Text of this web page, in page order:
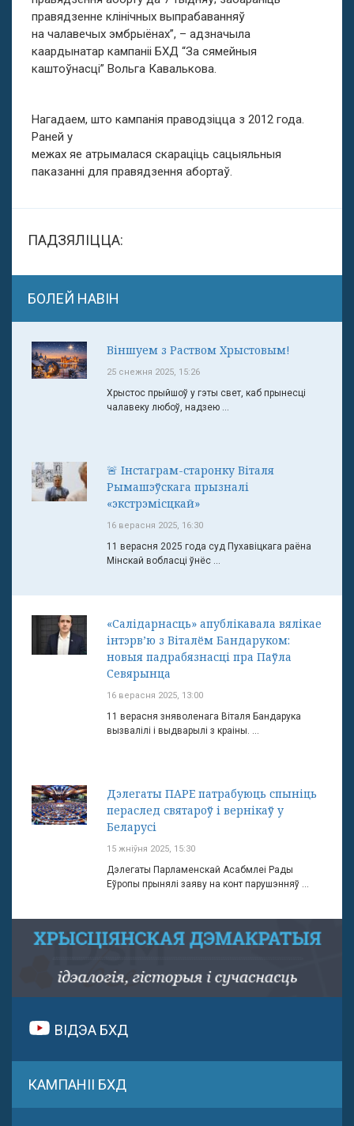
правядзенне клінічных выпрабаванняў
на чалавечых эмбрыёнах”, – адзначыла
каардынатар кампаніі БХД “За сямейныя
каштоўнасці” Вольга Кавалькова.
Нагадаем, што кампанія праводзіцца з 2012 года.
Раней у
межах яе атрымалася скараціць сацыяльныя
паказанні для правядзення абортаў.
ПАДЗЯЛІЦЦА:
БОЛЕЙ НАВІН
Віншуем з Раством Хрыстовым!
25 снежня 2025, 15:26
Хрыстос прыйшоў у гэты свет, каб прынесці
чалавеку любоў, надзею ...
🚨 Інстаграм-старонку Віталя
Рымашэўскага прызналі
«экстрэмісцкай»
16 верасня 2025, 16:30
11 верасня 2025 года суд Пухавіцкага раёна
Мінскай вобласці ўнёс ...
«Салідарнасць» апублікавала вялікае
інтэрв’ю з Віталём Бандаруком:
новыя падрабязнасці пра Паўла
Севярынца
16 верасня 2025, 13:00
11 верасня зняволенага Віталя Бандарука
вызвалілі і выдварылі з краіны. ...
Дэлегаты ПАРЕ патрабуюць спыніць
пераслед святароў і вернікаў у
Беларусі
15 жніўня 2025, 15:30
Дэлегаты Парламенскай Асабмлеі Рады
Еўропы прынялі заяву на конт парушэнняў ...
ВІДЭА БХД
КАМПАНІІ БХД